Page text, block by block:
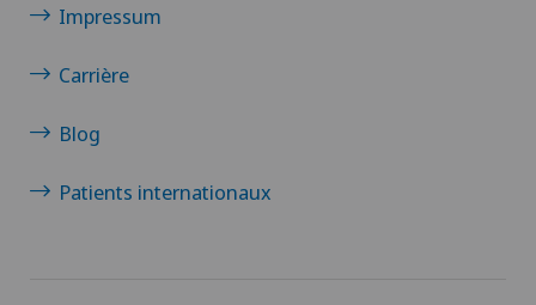
Impressum
Carrière
Blog
Patients internationaux